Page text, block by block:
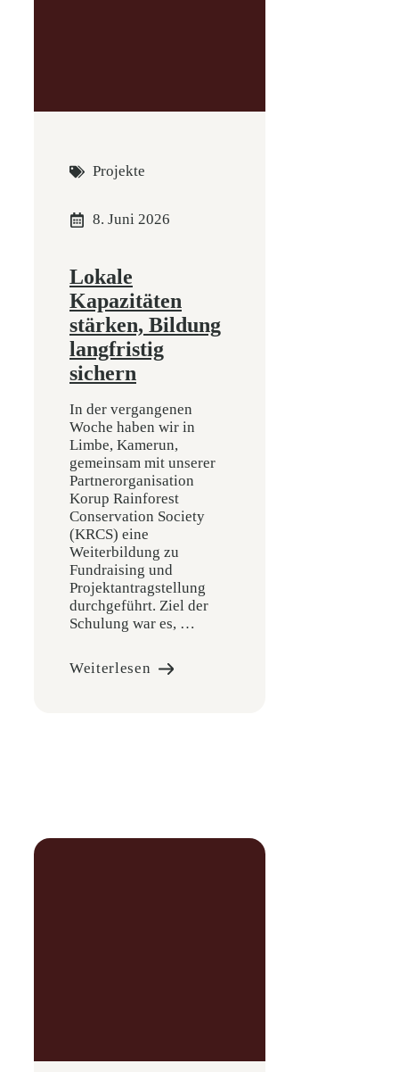
Projekte
8. Juni 2026
Lokale
Kapazitäten
stärken, Bildung
langfristig
sichern
In der vergangenen
Woche haben wir in
Limbe, Kamerun,
gemeinsam mit unserer
Partnerorganisation
Korup Rainforest
Conservation Society
(KRCS) eine
Weiterbildung zu
Fundraising und
Projektantragstellung
durchgeführt. Ziel der
Schulung war es, …
Weiterlesen